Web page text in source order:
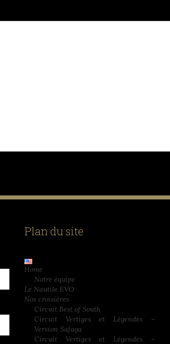
Plan du site
Home
Notre équipe
Le Nautile EVO
Nos croisières
Circuit Best of South
Circuit Vertiges et Légendes –
Version Safaga
Circuit Vertiges et Légendes –